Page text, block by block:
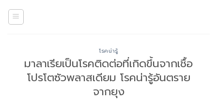
โรคน่ารู้
มาลาเรียเป็นโรคติดต่อที่เกิดขึ้นจากเชื้อ
โปรโตซัวพลาสเดียม โรคน่ารู้อันตราย
จากยุง